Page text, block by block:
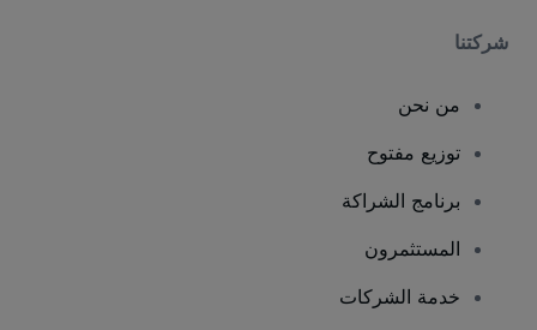
شركتنا
من نحن
توزيع مفتوح
برنامج الشراكة
المستثمرون
خدمة الشركات